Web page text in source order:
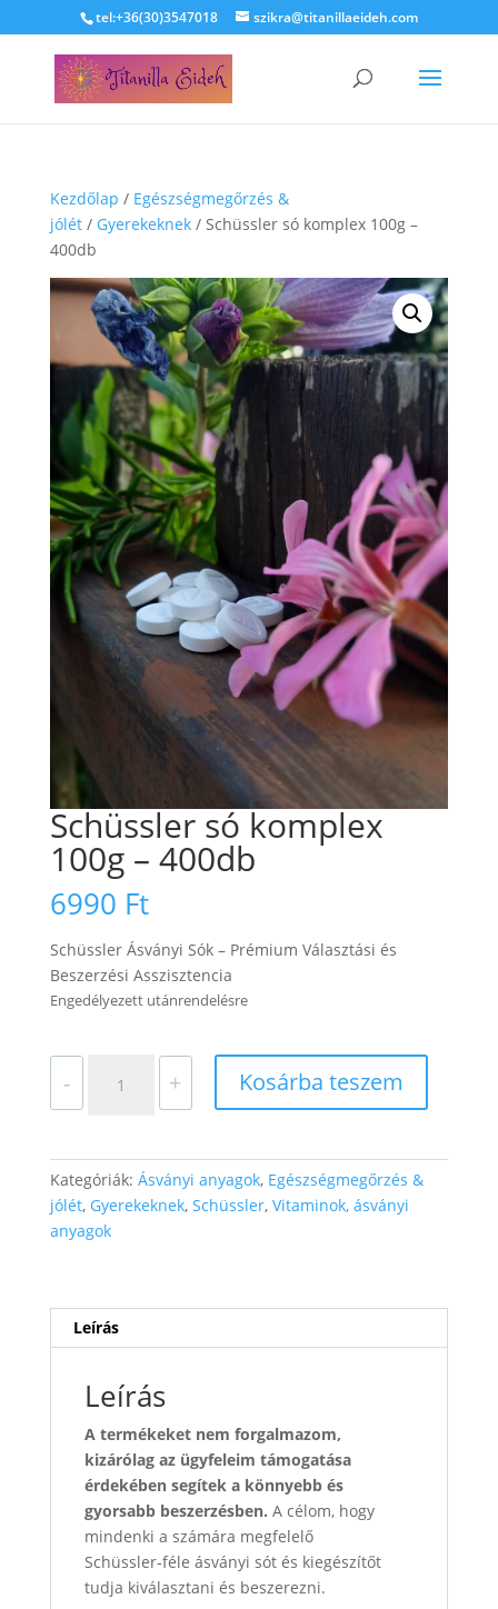
tel:+36(30)3547018 szikra@titanillaeideh.com
Kezdőlap / Egészségmegőrzés &
jólét/ Gyerekeknek/ Schüssler só komplex 100g –
400db
Schüssler só komplex
100g – 400db
6990 Ft
Schüssler Ásványi Sók – Prémium Választási és
Beszerzési Asszisztencia
Engedélyezett utánrendelésre
-
400db
mennyiség
+ Kosárba teszem
Kategóriák: Ásványi anyagok, Egészségmegőrzés &
jólét, Gyerekeknek, Schüssler, Vitaminok, ásványi
anyagok
Leírás
Leírás
A termékeket nem forgalmazom,
kizárólag az ügyfeleim támogatása
érdekében segítek a könnyebb és
gyorsabb beszerzésben. A célom, hogy
mindenki a számára megfelelő
Schüssler‑féle ásványi sót és kiegészítőt
tudja kiválasztani és beszerezni.